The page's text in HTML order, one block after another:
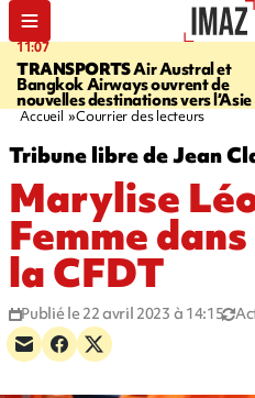
11:07
TRANSPORTSAir Austral et
Bangkok Airways ouvrent de
nouvelles destinations vers l’Asie
Accueil Courrier des lecteurs
Tribune libre de Jean
Marylise
Femme
la CFDT
Publié le 22 avril 2023 à 14:15